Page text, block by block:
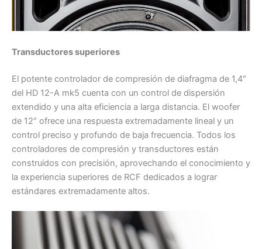
Transductores superiores
El potente controlador de compresión de diafragma de 1,4″
del HD 12-A mk5 cuenta con un control de dispersión
extendido y una alta eficiencia a larga distancia. El woofer
de 12″ ofrece una respuesta extremadamente lineal y un
control preciso y profundo de baja frecuencia. Todos los
controladores de compresión y transductores están
construidos con precisión, aprovechando el conocimiento y
la experiencia superiores de RCF dedicados a lograr
estándares extremadamente altos.